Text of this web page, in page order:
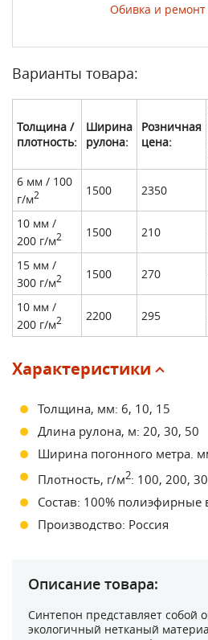
Обивка и
Варианты товара:
Толщина /
плотность:
Ширина
рулона:
Розничная
цена:
6 мм / 100
г/м2 1500 2350
10 мм /
200 г/м2 1500 210
15 мм /
300 г/м2 1500 270
10 мм /
200 г/м2 2200 295
Характеристики
Толщина, мм: 6, 10, 15
Длина рулона, м: 20, 30, 50
Ширина погонного метра.
Плотность, г/м2: 100, 200,
Состав: 100% полиэфирные
Производство: Россия
Описание товара:
Синтепон представляет собой
экологичный нетканый